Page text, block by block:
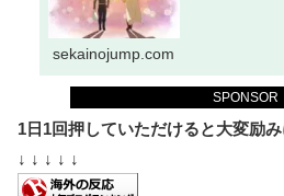
SPONSOR
sekainojump.com
1日1回押していただけると大変励み
↓ ↓ ↓ ↓ ↓